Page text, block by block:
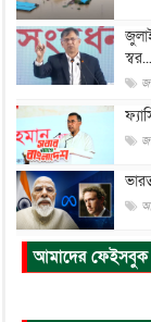
স্বর...
আমাদের ফেইসবুক